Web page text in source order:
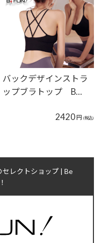
バックデザインストラ
ップブラトップ B…
2420 円 (税込)
レクトショップ | Be